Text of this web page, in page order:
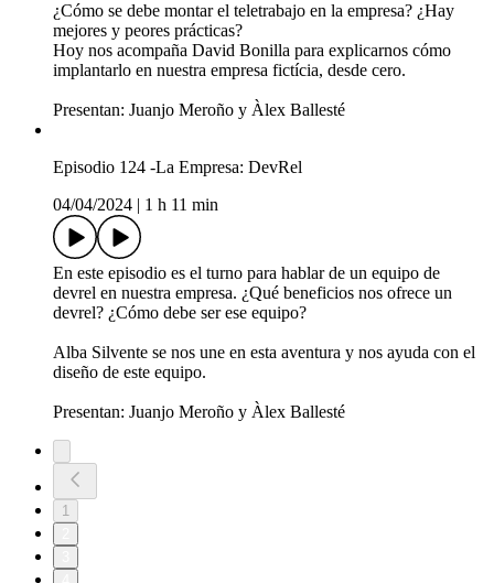
¿Cómo se debe montar el teletrabajo en la empresa? ¿Hay
mejores y peores prácticas?
Hoy nos acompaña David Bonilla para explicarnos cómo
implantarlo en nuestra empresa fictícia, desde cero.
Presentan: Juanjo Meroño y Àlex Ballesté
Episodio 124 -La Empresa: DevRel
04/04/2024
1 h 11 min
En este episodio es el turno para hablar de un equipo de
devrel en nuestra empresa. ¿Qué beneficios nos ofrece un
devrel? ¿Cómo debe ser ese equipo?
Alba Silvente se nos une en esta aventura y nos ayuda con el
diseño de este equipo.
Presentan: Juanjo Meroño y Àlex Ballesté
1